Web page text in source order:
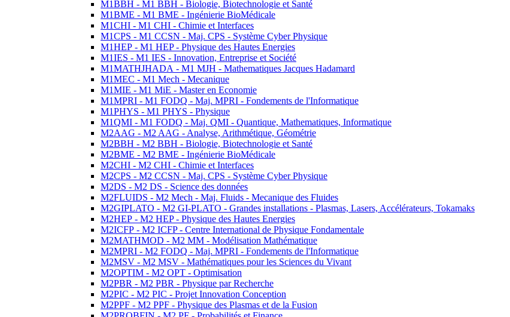
M1BBH - M1 BBH - Biologie, Biotechnologie et Santé
M1BME - M1 BME - Ingénierie BioMédicale
M1CHI - M1 CHI - Chimie et Interfaces
M1CPS - M1 CCSN - Maj. CPS - Système Cyber Physique
M1HEP - M1 HEP - Physique des Hautes Energies
M1IES - M1 IES - Innovation, Entreprise et Société
M1MATHJHADA - M1 MJH - Mathematiques Jacques Hadamard
M1MEC - M1 Mech - Mecanique
M1MIE - M1 MiE - Master en Economie
M1MPRI - M1 FODQ - Maj. MPRI - Fondements de l'Informatique
M1PHYS - M1 PHYS - Physique
M1QMI - M1 FODQ - Maj. QMI - Quantique, Mathematiques, Informatique
M2AAG - M2 AAG - Analyse, Arithmétique, Géométrie
M2BBH - M2 BBH - Biologie, Biotechnologie et Santé
M2BME - M2 BME - Ingénierie BioMédicale
M2CHI - M2 CHI - Chimie et Interfaces
M2CPS - M2 CCSN - Maj. CPS - Système Cyber Physique
M2DS - M2 DS - Science des données
M2FLUIDS - M2 Mech - Maj. Fluids - Mecanique des Fluides
M2GIPLATO - M2 GI-PLATO - Grandes installations - Plasmas, Lasers, Accélérateurs, Tokamaks
M2HEP - M2 HEP - Physique des Hautes Energies
M2ICFP - M2 ICFP - Centre International de Physique Fondamentale
M2MATHMOD - M2 MM - Modélisation Mathématique
M2MPRI - M2 FODQ - Maj. MPRI - Fondements de l'Informatique
M2MSV - M2 MSV - Mathématiques pour les Sciences du Vivant
M2OPTIM - M2 OPT - Optimisation
M2PBR - M2 PBR - Physique par Recherche
M2PIC - M2 PIC - Projet Innovation Conception
M2PPF - M2 PPF - Physique des Plasmas et de la Fusion